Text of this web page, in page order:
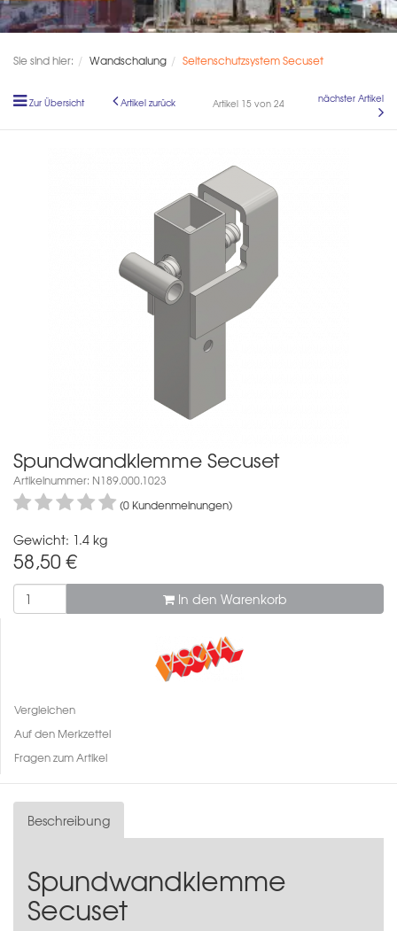
Sie sind hier: Wandschalung Seitenschutzsystem Secuset
Zur Übersicht Artikel zurück Artikel 15 von 24 nächster Artikel
Spundwandklemme Secuset
Artikelnummer: N189.000.1023
(0 Kundenmeinungen)
Gewicht: 1.4 kg
58,50 €
In den Warenkorb
Vergleichen
Auf den Merkzettel
Fragen zum Artikel
Beschreibung
Spundwandklemme
Secuset